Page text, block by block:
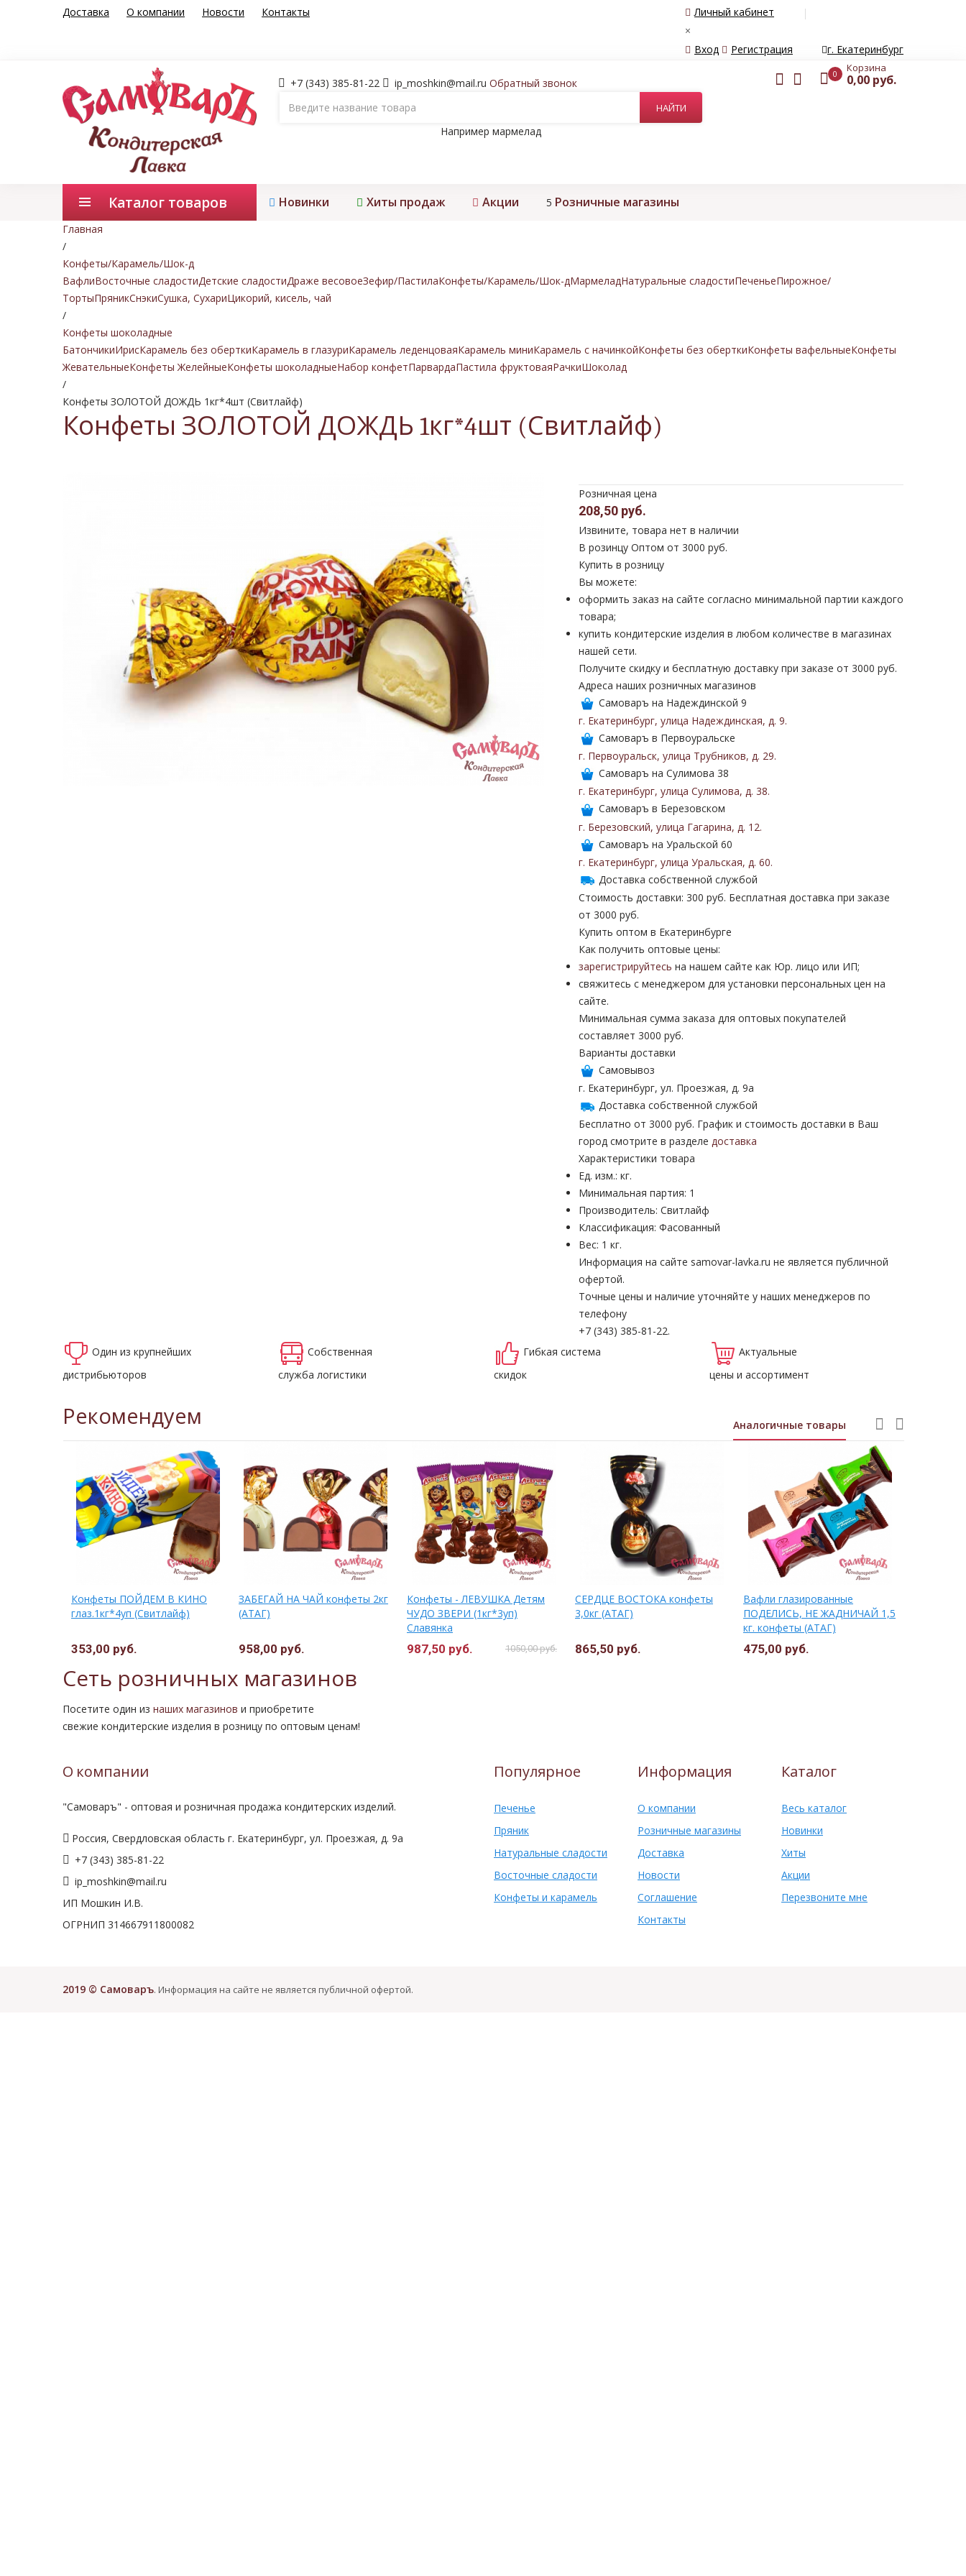
Доставка О компании Новости Контакты
Личный кабинет
×
Вход
Регистрация г. Екатеринбург
+7 (343) 385-81-22 ip_moshkin@mail.ru Обратный звонок
Например мармелад
0 Корзина
0,00 руб.
Каталог товаров Новинки Хиты продаж Акции 5 Розничные магазины
Главная
/
Конфеты/Карамель/Шок-д
ВафлиВосточные сладостиДетские сладостиДраже весовоеЗефир/ПастилаКонфеты/Карамель/Шок-дМармеладНатуральные сладостиПеченьеПирожное/
ТортыПряникСнэкиСушка, СухариЦикорий, кисель, чай
/
Конфеты шоколадные
БатончикиИрисКарамель без оберткиКарамель в глазуриКарамель леденцоваяКарамель миниКарамель с начинкойКонфеты без оберткиКонфеты вафельныеКонфеты
ЖевательныеКонфеты ЖелейныеКонфеты шоколадныеНабор конфетПарвардаПастила фруктоваяРачкиШоколад
/
Конфеты ЗОЛОТОЙ ДОЖДЬ 1кг*4шт (Свитлайф)
Конфеты ЗОЛОТОЙ ДОЖДЬ 1кг*4шт (Свитлайф)
Розничная цена
208,50 руб.
Извините, товара нет в наличии
В розинцу Оптом от 3000 руб.
Купить в розницу
Вы можете:
оформить заказ на сайте согласно минимальной партии каждого
товара;
купить кондитерские изделия в любом количестве в магазинах
нашей сети.
Получите скидку и бесплатную доставку при заказе от 3000 руб.
Адреса наших розничных магазинов
Самоваръ на Надеждинской 9
г. Екатеринбург, улица Надеждинская, д. 9.
Самоваръ в Первоуральске
г. Первоуральск, улица Трубников, д. 29.
Самоваръ на Сулимова 38
г. Екатеринбург, улица Сулимова, д. 38.
Самоваръ в Березовском
г. Березовский, улица Гагарина, д. 12.
Самоваръ на Уральской 60
г. Екатеринбург, улица Уральская, д. 60.
Доставка собственной службой
Стоимость доставки: 300 руб. Бесплатная доставка при заказе
от 3000 руб.
Купить оптом в Екатеринбурге
Как получить оптовые цены:
зарегистрируйтесь на нашем сайте как Юр. лицо или ИП;
свяжитесь с менеджером для установки персональных цен на
сайте.
Минимальная сумма заказа для оптовых покупателей
составляет 3000 руб.
Варианты доставки
Самовывоз
г. Екатеринбург, ул. Проезжая, д. 9а
Доставка собственной службой
Бесплатно от 3000 руб. График и стоимость доставки в Ваш
город смотрите в разделе доставка
Характеристики товара
Ед. изм.: кг.
Минимальная партия: 1
Производитель: Свитлайф
Классификация: Фасованный
Вес: 1 кг.
Информация на сайте samovar-lavka.ru не является публичной
офертой.
Точные цены и наличие уточняйте у наших менеджеров по
телефону
+7 (343) 385-81-22.
Один из крупнейших
дистрибьюторов
Собственная
служба логистики
Гибкая система
скидок
Актуальные
цены и ассортимент
Рекомендуем Аналогичные товары
Конфеты ПОЙДЕМ В КИНО
глаз.1кг*4уп (Свитлайф)
353,00 руб.
ЗАБЕГАЙ НА ЧАЙ конфеты 2кг
(АТАГ)
958,00 руб.
Конфеты - ЛЕВУШКА Детям
ЧУДО ЗВЕРИ (1кг*3уп)
Славянка
987,50 руб. 1050,00 руб.
СЕРДЦЕ ВОСТОКА конфеты
3,0кг (АТАГ)
865,50 руб.
Вафли глазированные
ПОДЕЛИСЬ, НЕ ЖАДНИЧАЙ 1,5
кг. конфеты (АТАГ)
475,00 руб.
Сеть розничных магазинов
Посетите один из наших магазинов и приобретите
свежие кондитерские изделия в розницу по оптовым ценам!
О компании
"Самоваръ" - оптовая и розничная продажа кондитерских изделий.
Россия, Свердловская область г. Екатеринбург, ул. Проезжая, д. 9а
+7 (343) 385-81-22
ip_moshkin@mail.ru
ИП Мошкин И.В.
ОГРНИП 314667911800082
Популярное
Печенье
Пряник
Натуральные сладости
Восточные сладости
Конфеты и карамель
Информация
О компании
Розничные магазины
Доставка
Новости
Соглашение
Контакты
Каталог
Весь каталог
Новинки
Хиты
Акции
Перезвоните мне
2019 © Самоваръ. Информация на сайте не является публичной офертой.